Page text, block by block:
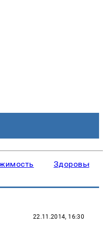
Здоровье
22.11.2014, 16:30